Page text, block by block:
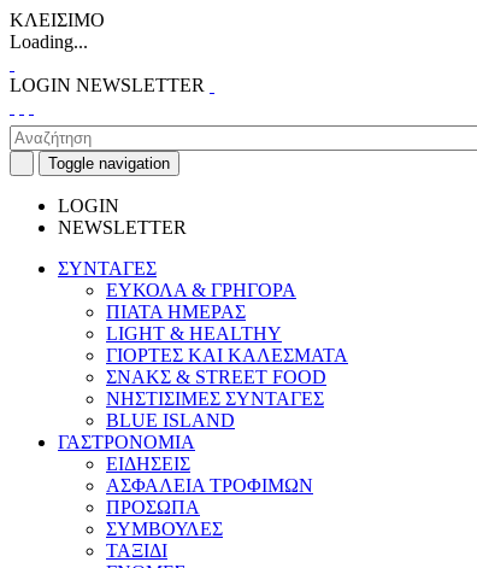
ΚΛΕΙΣΙΜΟ
Loading...
LOGIN NEWSLETTER
Toggle navigation
LOGIN
NEWSLETTER
ΣΥΝΤΑΓΕΣ
ΕΥΚΟΛΑ & ΓΡΗΓΟΡΑ
ΠΙΑΤΑ ΗΜΕΡΑΣ
LIGHT & HEALTHY
ΓΙΟΡΤΕΣ ΚΑΙ ΚΑΛΕΣΜΑΤΑ
ΣΝΑΚΣ & STREET FOOD
ΝΗΣΤΙΣΙΜΕΣ ΣΥΝΤΑΓΕΣ
BLUE ISLAND
ΓΑΣΤΡΟΝΟΜΙΑ
ΕΙΔΗΣΕΙΣ
ΑΣΦΑΛΕΙΑ ΤΡΟΦΙΜΩΝ
ΠΡΟΣΩΠΑ
ΣΥΜΒΟΥΛΕΣ
ΤΑΞΙΔΙ